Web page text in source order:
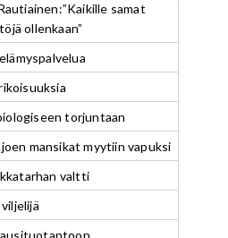
samat
ollenkaan”
torjuntaan
mansikat myytiin vapuksi
valtti